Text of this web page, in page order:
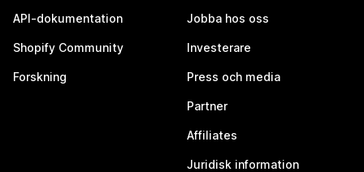
API-dokumentation
Shopify Community
Forskning
Jobba hos oss
Investerare
Press och media
Partner
Affiliates
Juridisk information